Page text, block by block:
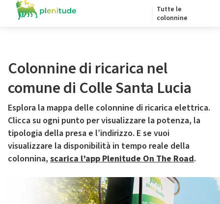
Tutte le
colonnine
Colonnine di ricarica nel
comune di Colle Santa Lucia
Esplora la mappa delle colonnine di ricarica elettrica.
Clicca su ogni punto per visualizzare la potenza, la
tipologia della presa e l’indirizzo. E se vuoi
visualizzare la disponibilità in tempo reale della
colonnina, scarica l’app Plenitude On The Road.